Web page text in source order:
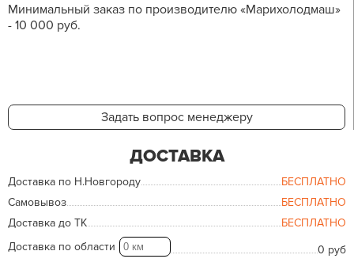
Минимальный заказ по производителю «Марихолодмаш»
- 10 000 руб.
Задать вопрос менеджеру
ДОСТАВКА
Доставка по Н.Новгороду
БЕСПЛАТНО
Самовывоз
БЕСПЛАТНО
Доставка до ТК
БЕСПЛАТНО
Доставка по области
0 руб